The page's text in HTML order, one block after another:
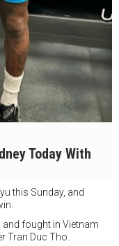
Today With
this Sunday, and
fought in Vietnam
Tran Duc Tho.